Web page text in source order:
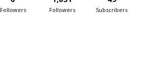
Followers Followers Subscribers